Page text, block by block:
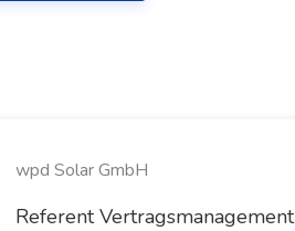
wpd Solar GmbH
Referent Vertragsmanagement